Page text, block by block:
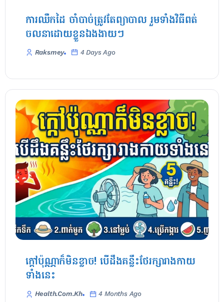
ការឈឺកដៃ ចាំបាច់ត្រូវតែព្យាបាល រួមទាំងវិធីពត់
ចលនាដោយខ្លួនឯងងាយៗ
Raksmey 4 Days Ago
ក្តៅប៉ុណ្ណាក៏មិនខ្លាច! បើដឹងគន្លឹះថែរក្សារាងកាយ
ទាំងនេះ
Health.com.kh 4 Months Ago